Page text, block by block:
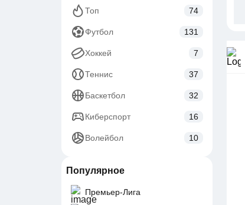
Топ 74
Футбол 131
Хоккей 7
Теннис 37
Баскетбол 32
Киберспорт 16
Волейбол 10
Популярное
Премьер-Лига